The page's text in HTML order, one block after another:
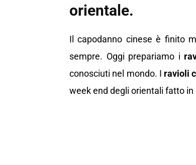
orientale.
Il capodanno cinese è finito
sempre. Oggi prepariamo i
conosciuti nel mondo. I ravioli
week end degli orientali fatto